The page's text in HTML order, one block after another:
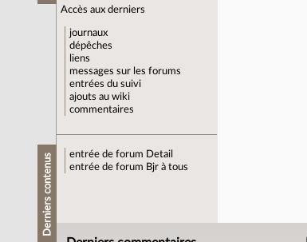
Accès aux derniers
journaux
dépêches
liens
messages sur les forums
entrées du suivi
ajouts au wiki
commentaires
Derniers contenus entrée de forum Detail
entrée de forum Bjr à tous